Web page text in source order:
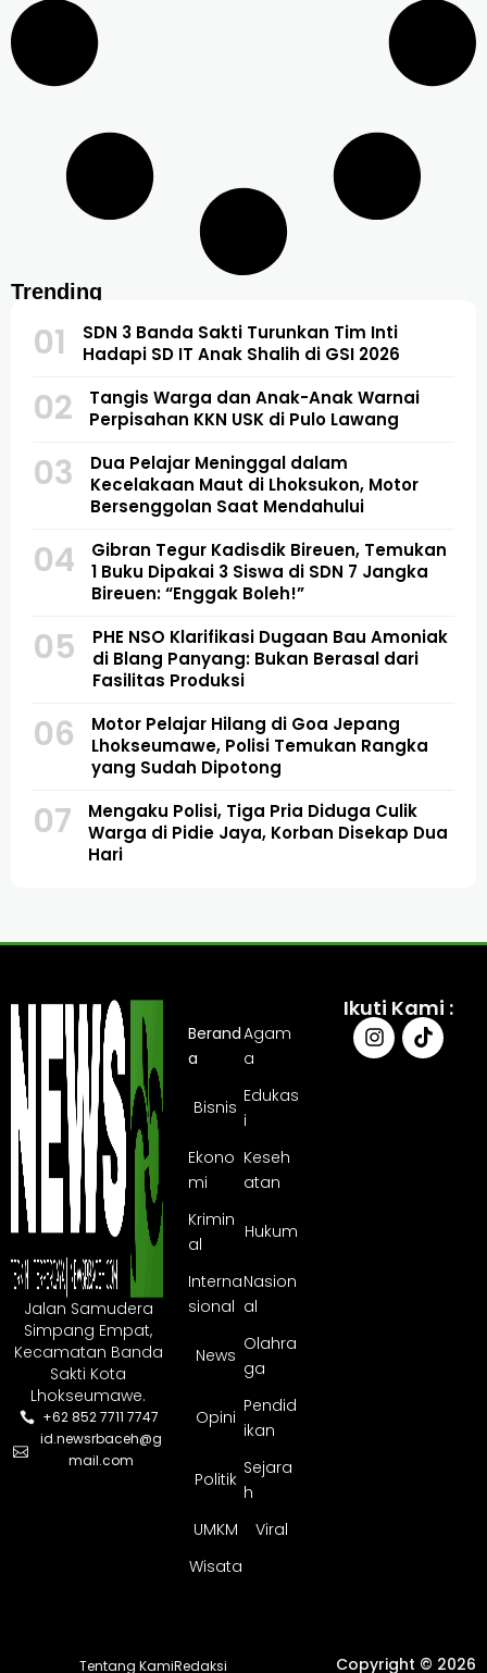
Trending
01
SDN 3 Banda Sakti Turunkan Tim Inti
Hadapi SD IT Anak Shalih di GSI 2026
02
Tangis Warga dan Anak-Anak Warnai
Perpisahan KKN USK di Pulo Lawang
03
Dua Pelajar Meninggal dalam
Kecelakaan Maut di Lhoksukon, Motor
Bersenggolan Saat Mendahului
04
Gibran Tegur Kadisdik Bireuen, Temukan
1 Buku Dipakai 3 Siswa di SDN 7 Jangka
Bireuen: “Enggak Boleh!”
05
PHE NSO Klarifikasi Dugaan Bau Amoniak
di Blang Panyang: Bukan Berasal dari
Fasilitas Produksi
06
Motor Pelajar Hilang di Goa Jepang
Lhokseumawe, Polisi Temukan Rangka
yang Sudah Dipotong
07
Mengaku Polisi, Tiga Pria Diduga Culik
Warga di Pidie Jaya, Korban Disekap Dua
Hari
Jalan Samudera
Simpang Empat,
Kecamatan Banda
Sakti Kota
Lhokseumawe.
+62 852 7711 7747
id.newsrbaceh@g
mail.com
Berand
a
Agam
a
Bisnis
Edukas
i
Ekono
mi
Keseh
atan
Krimin
al
Hukum
Interna
sional
Nasion
al
News
Olahra
ga
Opini
Pendid
ikan
Politik
Sejara
h
UMKM
Viral
Wisata
Ikuti Kami :
Tentang KamiRedaksi
Copyright © 2026